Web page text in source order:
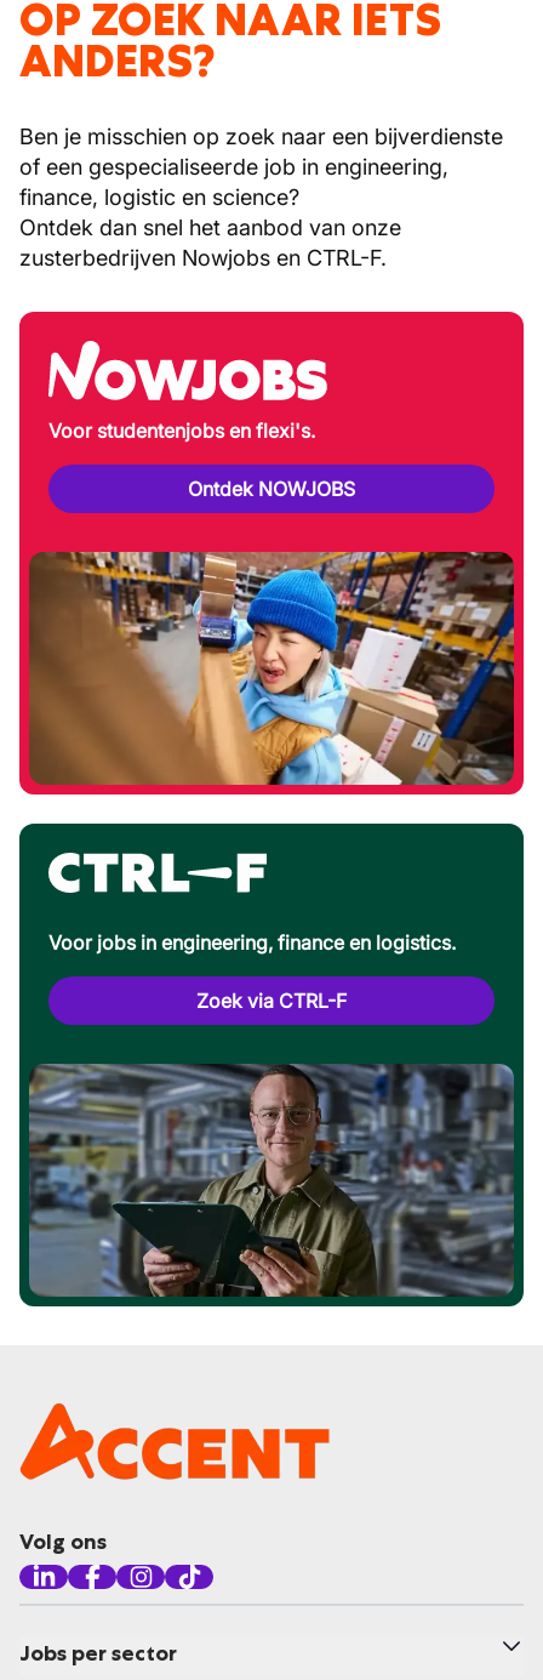
OP ZOEK NAAR IETS
ANDERS?
Ben je misschien op zoek naar een bijverdienste
of een gespecialiseerde job in engineering,
finance, logistic en science?
Ontdek dan snel het aanbod van onze
zusterbedrijven Nowjobs en CTRL-F.
Voor studentenjobs en flexi's.
Ontdek NOWJOBS
Voor jobs in engineering, finance en logistics.
Zoek via CTRL-F
Volg ons
Jobs per sector